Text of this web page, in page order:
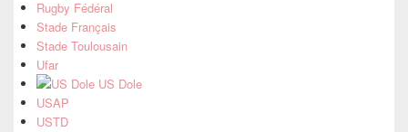
Rugby Fédéral
Stade Français
Stade Toulousain
Ufar
US Dole
USAP
USTD